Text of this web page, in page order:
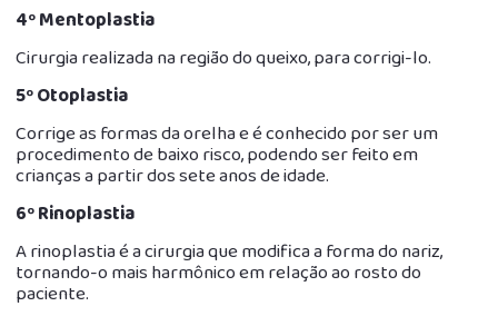
4º Mentoplastia
Cirurgia realizada na região do queixo, para corrigi-lo.
5º Otoplastia
Corrige as formas da orelha e é conhecido por ser um
procedimento de baixo risco, podendo ser feito em
crianças a partir dos sete anos de idade.
6º Rinoplastia
A rinoplastia é a cirurgia que modifica a forma do nariz,
tornando-o mais harmônico em relação ao rosto do
paciente.